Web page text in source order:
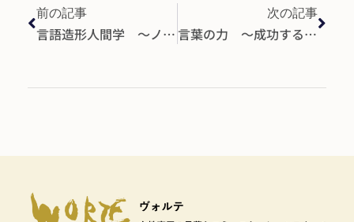
前の記事
言語造形人間学 ～ノートを見せてください！～
次の記事
言葉の力 ～成功するための「ジブントリセツ」！～